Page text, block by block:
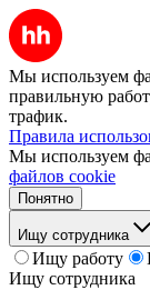
Мы используем
правильную
трафик.
Правила
Мы используем
файлов cookie
Понятно
Ищу сотрудника
Ищу работу
Ищу сотрудника